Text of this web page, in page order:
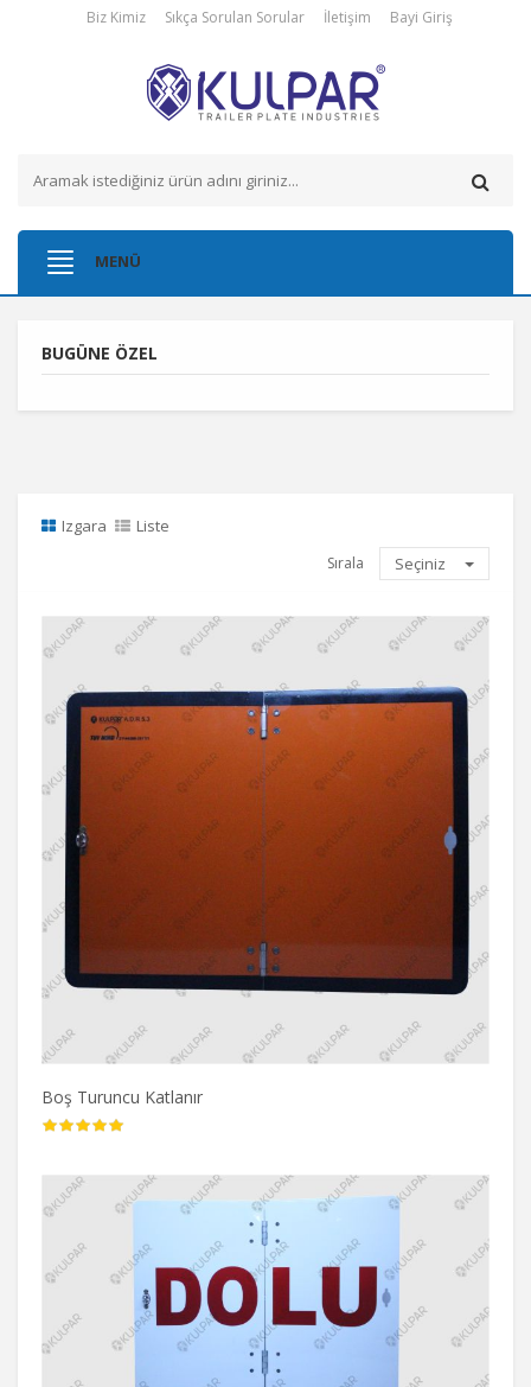
Biz Kimiz Sıkça Sorulan Sorular İletişim Bayi Giriş
Toggle
navigation
MENÜ
BUGÜNE ÖZEL
Izgara Liste
Sırala Seçiniz
Boş Turuncu Katlanır